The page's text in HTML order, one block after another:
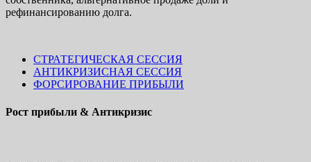
рефинансированию долга.
СТРАТЕГИЧЕСКАЯ СЕССИЯ
АНТИКРИЗИСНАЯ СЕССИЯ
ФОРСИРОВАНИЕ ПРИБЫЛИ
Рост прибыли & Антикризис